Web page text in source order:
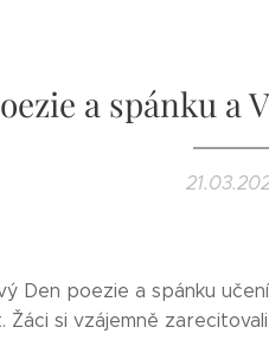
a spánku a
Den poezie a spánku
si vzájemně